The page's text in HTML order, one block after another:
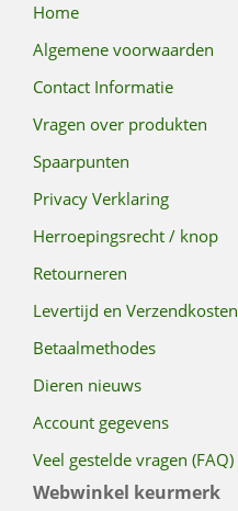
Home
Algemene voorwaarden
Contact Informatie
Vragen over produkten
Spaarpunten
Privacy Verklaring
Herroepingsrecht / knop
Retourneren
Levertijd en Verzendkosten
Betaalmethodes
Dieren nieuws
Account gegevens
Veel gestelde vragen (FAQ)
Webwinkel keurmerk